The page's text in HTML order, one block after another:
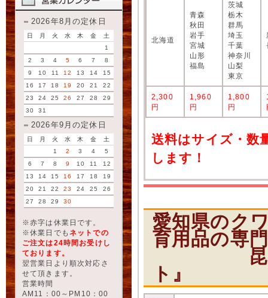
2026年8月の定休日
日 月 火 水 木 金
土
1
2
3 4 5 6 7
8
9
10 11 12 13 14
15
16
17 18 19 20 21
22
23
24 25 26 27 28
29
30
31
2026年9月の定休日
日 月 火 水 木 金
土
1
2 3 4
5
6
7 8 9 10 11
12
13
14 15 16 17 18
19
20
21 22 23 24 25
26
27
28 29 30
※赤字は休業日です。
※休業日でも ネットでの
ご注文は24時間お受けし
ております。
翌営業日より順次対応さ
せて頂きます。
営業時間
AM11：00～PM10：00
北海道
青森
秋田
岩手
宮城
山形
福島
茨城
栃木
群馬
埼玉
千葉
神奈川
山梨
東京
2,300
円
1,960
円
1,800
円
送料はサイズ・数
します！
愛知県のク
育用品の専
昆虫シ
ト』